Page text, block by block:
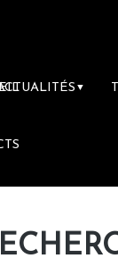
▼